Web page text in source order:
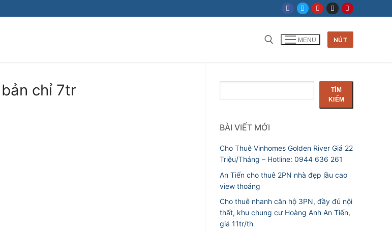
Tìm kiếm cho:
MENU NÚT
chỉ 7tr
kiếm
TÌM
KIẾM
BÀI VIẾT MỚI
Cho Thuê Vinhomes Golden River Giá 22
Triệu/Tháng – Hotline: 0944 636 261
An Tiến cho thuê 2PN nhà đẹp lầu cao
view thoáng
Cho thuê nhanh căn hộ 3PN, đầy đủ nội
thất, khu chung cư Hoàng Anh An Tiến,
giá 11tr/th